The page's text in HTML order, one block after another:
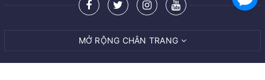
MỞ RỘNG CHÂN TRANG